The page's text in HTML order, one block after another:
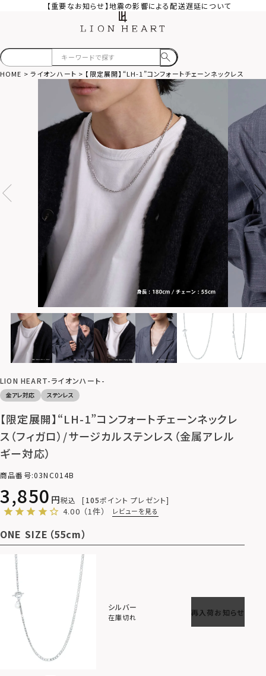
【重要なお知らせ】地震の影響による配送遅延について
HOME ライオンハート 【限定展開】“LH-1”コンフォートチェーンネックレス（フ
LION HEART-ライオンハート-
金アレ対応 ステンレス
【限定展開】“LH-1”コンフォートチェーンネックレ
ス（フィガロ）/サージカルステンレス（金属アレル
ギー対応）
商品番号 03NC014B
3,850 税込 105ポイント プレゼント
4.00 （1件） レビューを見る
ONE SIZE（55cm）
シルバー
在庫切れ
再入荷お知らせ